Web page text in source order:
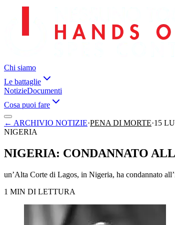
Chi siamo
Le battaglie
NotizieDocumenti
Cosa puoi fare
← ARCHIVIO NOTIZIE·PENA DI MORTE·15
NIGERIA
NIGERIA: CONDANNATO
un’Alta Corte di Lagos, in Nigeria, ha condannato
1 MIN DI LETTURA